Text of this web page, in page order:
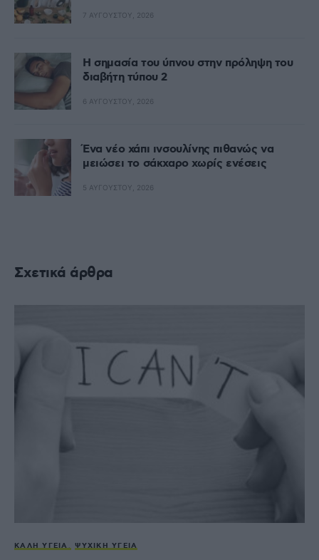
7 ΑΥΓΟΎΣΤΟΥ, 2026
Η σημασία του ύπνου στην πρόληψη του
διαβήτη τύπου 2
6 ΑΥΓΟΎΣΤΟΥ, 2026
Ένα νέο χάπι ινσουλίνης πιθανώς να
μειώσει το σάκχαρο χωρίς ενέσεις
5 ΑΥΓΟΎΣΤΟΥ, 2026
Σχετικά άρθρα
ΚΑΛΉ ΥΓΕΊΑ ΨΥΧΙΚΉ ΥΓΕΊΑ